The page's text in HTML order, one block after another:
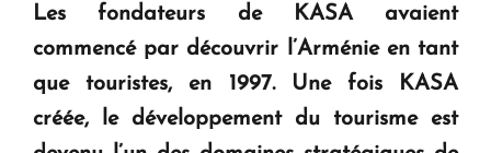
Les fondateurs de KASA avaient
commencé par découvrir l’Arménie en tant
que touristes, en 1997. Une fois KASA
créée, le développement du tourisme est